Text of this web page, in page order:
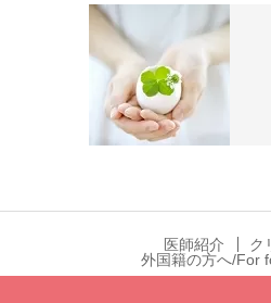
医師紹介 ク
外国籍の方へ/For